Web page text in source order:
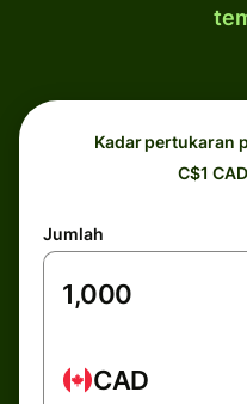
Kadar pertukaran
C$1
Jumlah
CAD